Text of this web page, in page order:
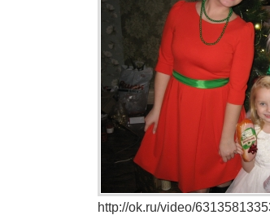
http://ok.ru/video/